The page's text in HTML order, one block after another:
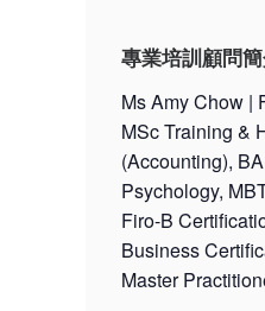
專業培訓顧問
Ms Amy Chow |
MSc Training &
(Accounting),
Psychology,
Firo-B
Business
Master